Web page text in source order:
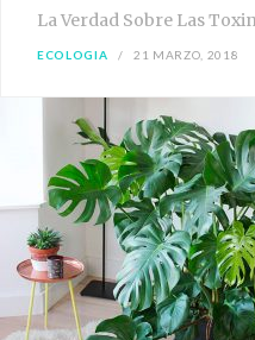
La Verdad Sobre Las
ECOLOGIA 21 MARZO, 2018